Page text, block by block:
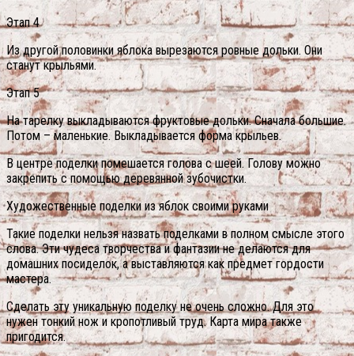
Этап 4
Из другой половинки яблока вырезаются ровные дольки. Они
станут крыльями.
Этап 5
На тарелку выкладываются фруктовые дольки. Сначала большие.
Потом – маленькие. Выкладывается форма крыльев.
В центре поделки помешается голова с шеей. Голову можно
закрепить с помощью деревянной зубочистки.
Художественные поделки из яблок своими руками
Такие поделки нельзя назвать поделками в полном смысле этого
слова. Эти чудеса творчества и фантазии не делаются для
домашних посиделок, а выставляются как предмет гордости
мастера.
Сделать эту уникальную поделку не очень сложно. Для это
нужен тонкий нож и кропотливый труд. Карта мира также
пригодится.